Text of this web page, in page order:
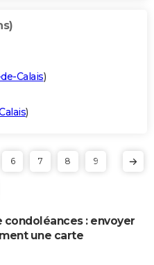
Calais)
)
6 7 8 9
condoléances : envoyer
une carte